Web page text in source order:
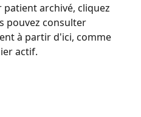
archivé, cliquez
pouvez consulter
à partir d'ici, comme
actif.